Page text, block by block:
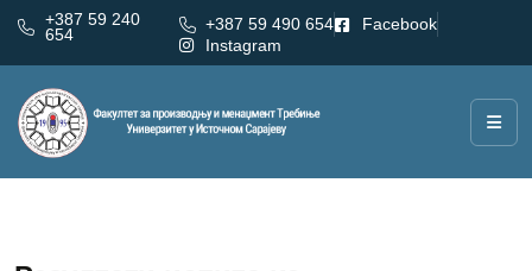
+387 59 240
654
+387 59 490 654
Facebook
Instagram